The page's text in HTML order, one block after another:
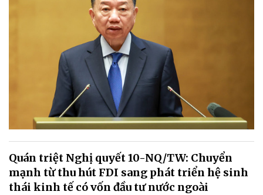
Quán triệt Nghị quyết 10-NQ/TW: Chuyển
mạnh từ thu hút FDI sang phát triển hệ sinh
thái kinh tế có vốn đầu tư nước ngoài